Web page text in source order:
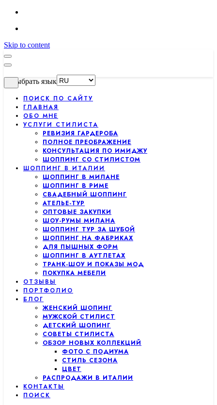
Skip to content
Выбрать язык
ПОИСК ПО САЙТУ
ГЛАВНАЯ
ОБО МНЕ
УСЛУГИ СТИЛИСТА
РЕВИЗИЯ ГАРДЕРОБА
ПОЛНОЕ ПРЕОБРАЖЕНИЕ
КОНСУЛЬТАЦИЯ ПО ИМИДЖУ
ШОППИНГ СО СТИЛИСТОМ
ШОППИНГ В ИТАЛИИ
ШОППИНГ В МИЛАНЕ
ШОППИНГ В РИМЕ
СВАДЕБНЫЙ ШОППИНГ
АТЕЛЬЕ-ТУР
ОПТОВЫЕ ЗАКУПКИ
ШОУ-РУМЫ МИЛАНА
ШОППИНГ ТУР ЗА ШУБОЙ
ШОППИНГ НА ФАБРИКАХ
ДЛЯ ПЫШНЫХ ФОРМ
ШОППИНГ В АУТЛЕТАХ
ТРАНК-ШОУ И ПОКАЗЫ МОД
ПОКУПКА МЕБЕЛИ
ОТЗЫВЫ
ПОРТФОЛИО
БЛОГ
ЖЕНСКИЙ ШОПИНГ
МУЖСКОЙ СТИЛИСТ
ДЕТСКИЙ ШОПИНГ
СОВЕТЫ СТИЛИСТА
ОБЗОР НОВЫХ КОЛЛЕКЦИЙ
ФОТО С ПОДИУМА
СТИЛЬ СЕЗОНА
ЦВЕТ
РАСПРОДАЖИ В ИТАЛИИ
КОНТАКТЫ
ПОИСК